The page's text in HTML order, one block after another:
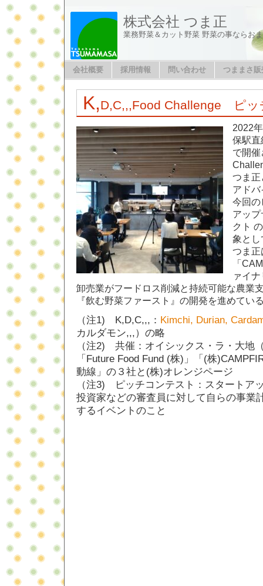
株式会社 つま正
業務野菜＆カット野菜 野菜の事ならお
会社概要 採用情報 問い合わせ つままさ
K,D,C,,,Food Challenge ピッ
2022
保駅直
で開
つま正
アド
今回の
アッ
クト
象とし
つま正
「
ァイ
卸売業がフードロス削減と持続可能な農業
『飲む野菜ファースト』の開発を進めてい
（注1) K,D,C,,,： Kimchi, Durian,
カルダモン,,,）の略
（注2) 共催：オイシックス・ラ・大地
「Future Food Fund (株)」「(株
動線」の３社と(株)オレンジページ
（注3) ピッチコンテスト：スタートア
投資家などの審査員に対して自らの事業
するイベントのこと